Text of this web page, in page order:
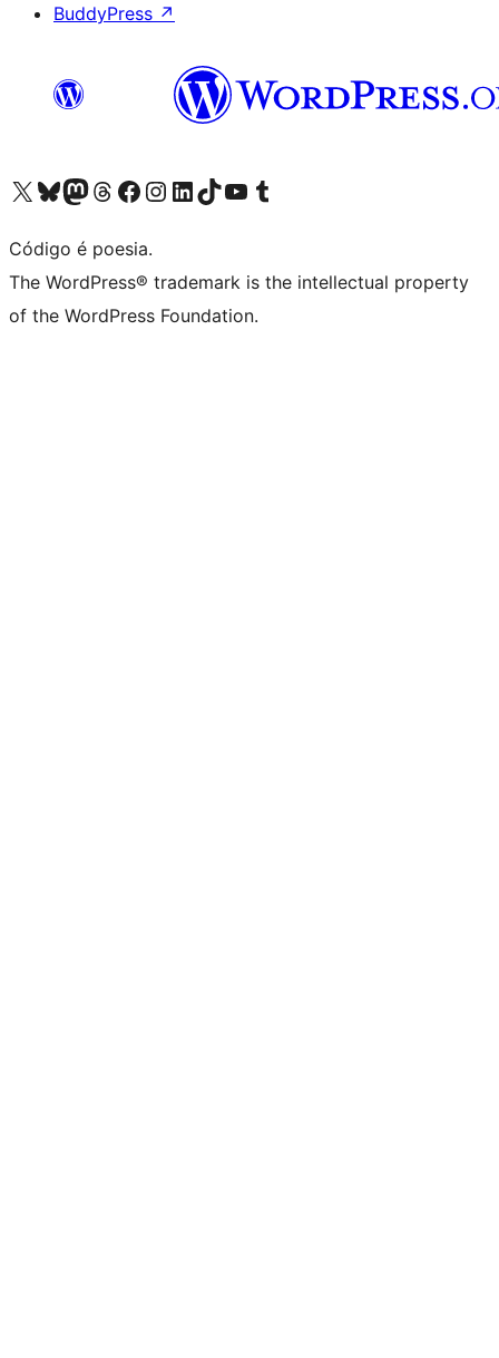
BuddyPress ↗
Visite a nossa conta X (antigo Twitter)
Visit our Bluesky account
Visit our Mastodon account
Visit our Threads account
Visite a nossa página do Facebook
Visite a nossa conta no Instagram
Visite a nossa conta no LinkedIn
Visit our TikTok account
Visit our YouTube channel
Visit our Tumblr account
Código é poesia.
The WordPress® trademark is the intellectual property
of the WordPress Foundation.